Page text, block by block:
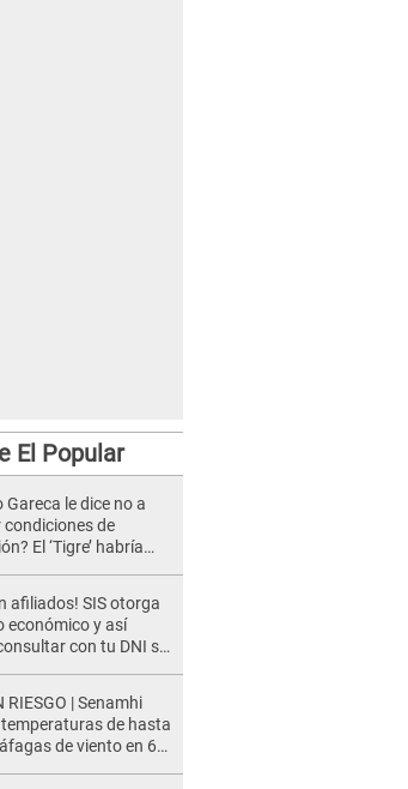
El Popular
Gareca le dice no a
condiciones de
El ‘Tigre’ habría
afiliados! SIS otorga
económico y así
con tu DNI si
RIESGO | Senamhi
de hasta
de viento en 6